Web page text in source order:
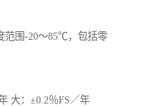
范围-20～85℃，包括零
大：±0.2％FS／年